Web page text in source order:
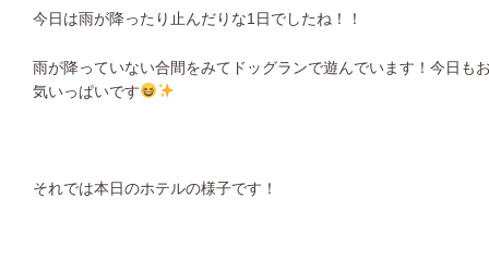
今日は雨が降ったり止んだりな1日でしたね！！
雨が降っていない合間をみてドッグランで遊んでいます！今日も
気いっぱいです
それでは本日のホテルの様子です！